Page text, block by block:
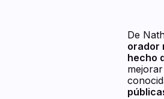
De
orador
hecho